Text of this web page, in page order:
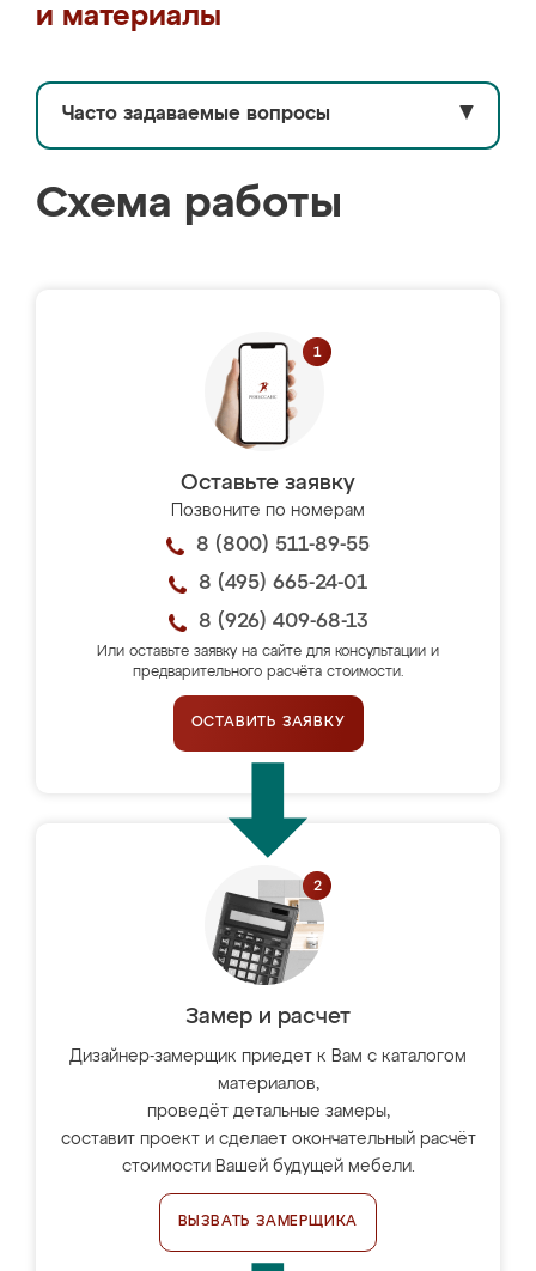
и материалы
Часто задаваемые вопросы ▼
Схема работы
Оставьте заявку
Позвоните по номерам
8 (800) 511-89-55
8 (495) 665-24-01
8 (926) 409-68-13
Или оставьте заявку на сайте для консультации и
предварительного расчёта стоимости.
ОСТАВИТЬ ЗАЯВКУ
Замер и расчет
Дизайнер-замерщик приедет к Вам с каталогом
материалов,
проведёт детальные замеры,
составит проект и сделает окончательный расчёт
стоимости Вашей будущей мебели.
ВЫЗВАТЬ ЗАМЕРЩИКА